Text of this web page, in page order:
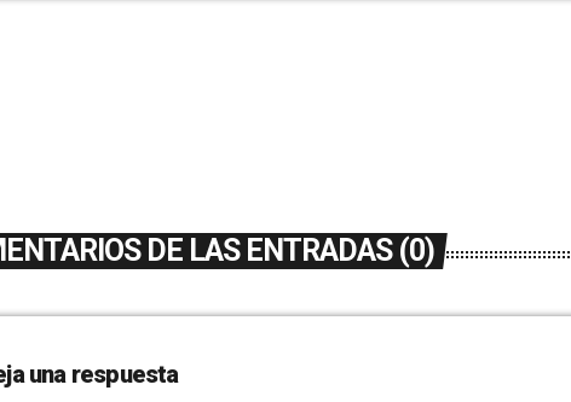
DE LAS ENTRADAS (0)
una respuesta